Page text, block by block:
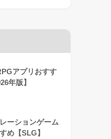
アプリおすす
年版】
ーションゲーム
め【SLG】